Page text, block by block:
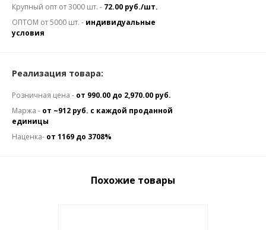
Крупный опт от 3000 шт. - 72.00 руб./шт.
ОПТОМ от 5000 шт. - индивидуальные
условия
Реализация товара:
Розничная цена - от 990.00 до 2,970.00 руб.
Маржа - от ~912 руб. с каждой проданной
единицы
Наценка- от 1169 до 3708%
Похожие товары